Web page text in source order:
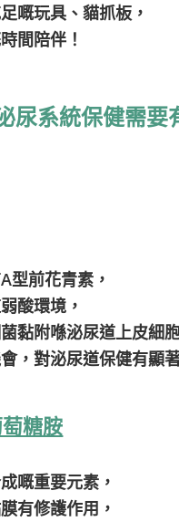
嘅玩具、貓抓板，
間陪伴！
尿系統保健需要
型前花青素，
酸環境，
黏附喺泌尿道上皮細
，對泌尿道保健有顯
糖胺
嘅重要元素，
有修護作用，